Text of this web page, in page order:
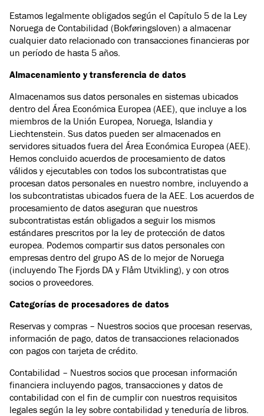
Estamos legalmente obligados según el Capítulo 5 de la Ley
Noruega de Contabilidad (Bokføringsloven) a almacenar
cualquier dato relacionado con transacciones financieras por
un período de hasta 5 años.
Almacenamiento y transferencia de datos
Almacenamos sus datos personales en sistemas ubicados
dentro del Área Económica Europea (AEE), que incluye a los
miembros de la Unión Europea, Noruega, Islandia y
Liechtenstein. Sus datos pueden ser almacenados en
servidores situados fuera del Área Económica Europea (AEE).
Hemos concluido acuerdos de procesamiento de datos
válidos y ejecutables con todos los subcontratistas que
procesan datos personales en nuestro nombre, incluyendo a
los subcontratistas ubicados fuera de la AEE. Los acuerdos de
procesamiento de datos aseguran que nuestros
subcontratistas están obligados a seguir los mismos
estándares prescritos por la ley de protección de datos
europea. Podemos compartir sus datos personales con
empresas dentro del grupo AS de lo mejor de Noruega
(incluyendo The Fjords DA y Flåm Utvikling), y con otros
socios o proveedores.
Categorías de procesadores de datos
Reservas y compras – Nuestros socios que procesan reservas,
información de pago, datos de transacciones relacionados
con pagos con tarjeta de crédito.
Contabilidad – Nuestros socios que procesan información
financiera incluyendo pagos, transacciones y datos de
contabilidad con el fin de cumplir con nuestros requisitos
legales según la ley sobre contabilidad y teneduría de libros.